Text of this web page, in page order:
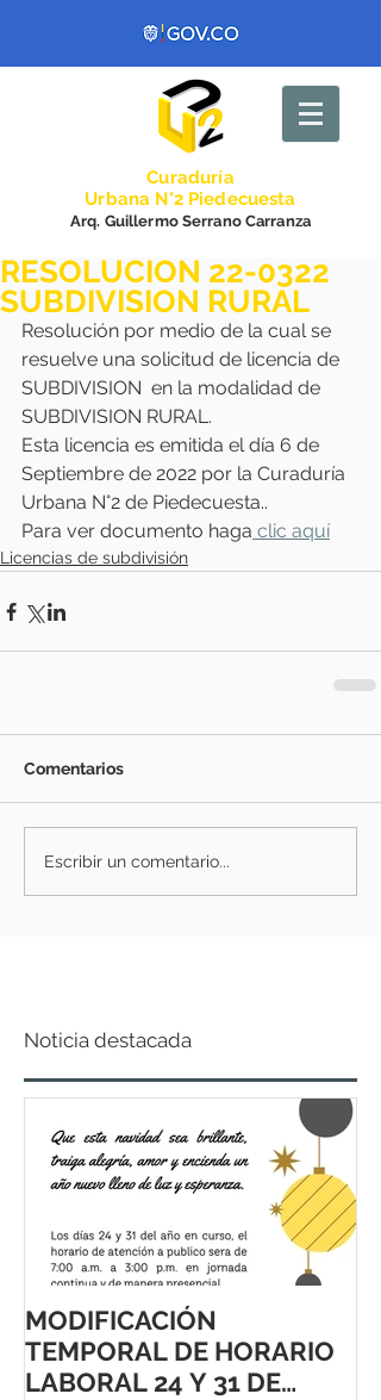
Curaduría
Urbana N°2 Piedecuesta
Arq. Guillermo Serrano Carranza
RESOLUCION 22-0322
SUBDIVISION RURAL
Resolución por medio de la cual se
resuelve una solicitud de licencia de
SUBDIVISION  en la modalidad de
SUBDIVISION RURAL.
Esta licencia es emitida el día 6 de
Septiembre de 2022 por la Curaduría
Urbana N°2 de Piedecuesta..
Para ver documento haga clic aquí
Licencias de subdivisión
Comentarios
Escribir un comentario...
Noticia destacada
MODIFICACIÓN
TEMPORAL DE HORARIO
LABORAL 24 Y 31 DE